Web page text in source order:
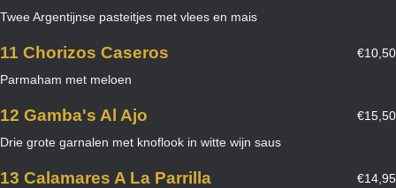
Twee Argentijnse pasteitjes met vlees en mais
11 Chorizos Caseros
€10,50
Parmaham met meloen
12 Gamba's Al Ajo
€15,50
Drie grote garnalen met knoflook in witte wijn saus
13 Calamares A La Parrilla
€14,95